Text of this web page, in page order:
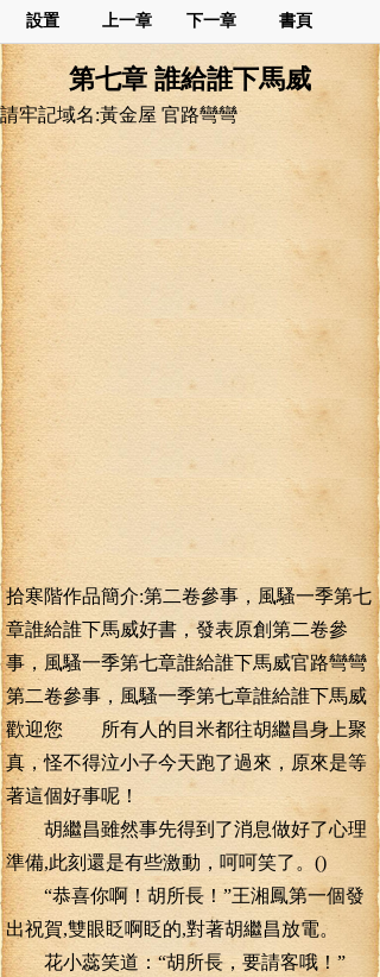
設置 上一章 下一章 書頁
第七章 誰給誰下馬威
請牢記域名:黃金屋 官路彎彎
拾寒階作品簡介:第二卷參事，風騷一季第七
章誰給誰下馬威好書，發表原創第二卷參
事，風騷一季第七章誰給誰下馬威官路彎彎
第二卷參事，風騷一季第七章誰給誰下馬威
歡迎您 所有人的目米都往胡繼昌身上聚
真，怪不得泣小子今天跑了過來，原來是等
著這個好事呢！
胡繼昌雖然事先得到了消息做好了心理
準備,此刻還是有些激動，呵呵笑了。()
“恭喜你啊！胡所長！”王湘鳳第一個發
出祝賀,雙眼眨啊眨的,對著胡繼昌放電。
花小蕊笑道：“胡所長，要請客哦！”